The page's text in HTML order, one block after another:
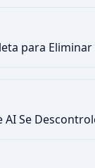
para
AI Se